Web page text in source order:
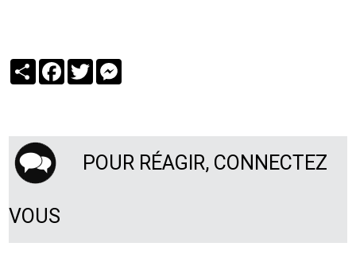
PartagerFacebook
Twitter
POUR RÉAGIR, CONNECTEZ
VOUS